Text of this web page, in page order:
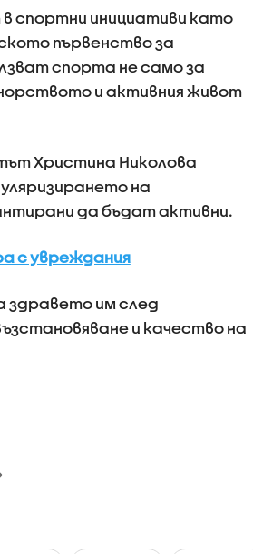
спортни инициативи като
първенство за
спорта не само за
и активния живот
Христина Николова
на
да бъдат активни.
с увреждания
здравето им след
и качество на